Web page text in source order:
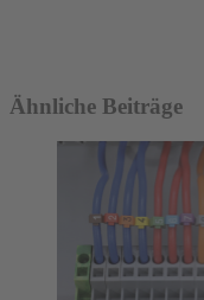
Ähnliche Beiträge